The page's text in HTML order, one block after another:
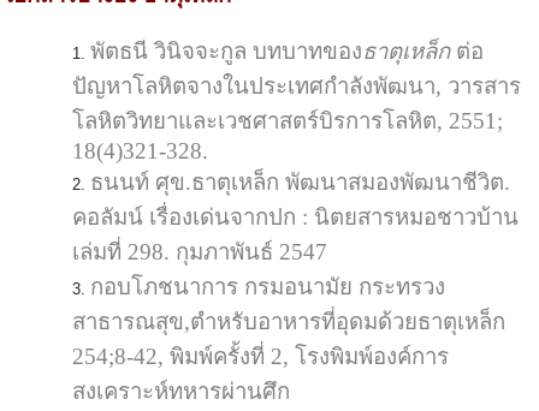
พัตธนี วินิจจะกูล บทบาทของธาตุเหล็ก ต่อ
ปัญหาโลหิตจางในประเทศกำลังพัฒนา, วารสาร
โลหิตวิทยาและเวชศาสตร์บิรการโลหิต, 2551;
18(4)321-328.
ธนนท์ ศุข.ธาตุเหล็ก พัฒนาสมองพัฒนาชีวิต.
คอลัมน์ เรื่องเด่นจากปก : นิตยสารหมอชาวบ้าน
เล่มที่ 298. กุมภาพันธ์ 2547
กอบโภชนาการ กรมอนามัย กระทรวง
สาธารณสุข,ตำหรับอาหารที่อุดมด้วยธาตุเหล็ก
254;8-42, พิมพ์ครั้งที่ 2, โรงพิมพ์องค์การ
สงเคราะห์ทหารผ่านศึก